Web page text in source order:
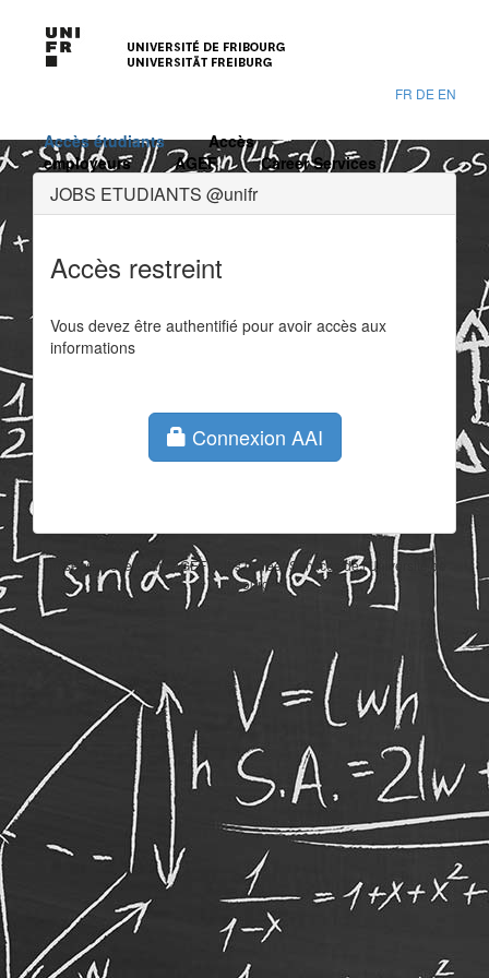
FR DE EN
Accès étudiants
Accès
employeurs
AGEF Career Services
JOBS ETUDIANTS @unifr
Accès restreint
Vous devez être authentifié pour avoir accès aux
informations
Connexion AAI
Un service offert par l'AGEF et les Career Services de l'Université de
Fribourg